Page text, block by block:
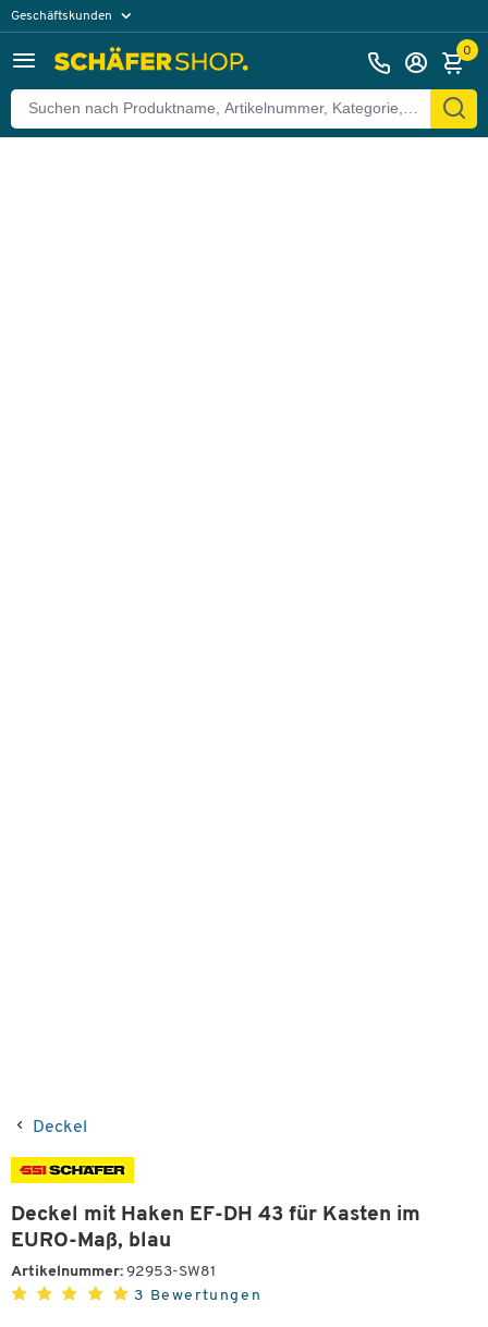
Geschäftskunden
0
Deckel
Deckel mit Haken EF-DH 43 für Kasten im
EURO-Maß, blau
Artikelnummer: 92953-SW81
3 Bewertungen
Zurück